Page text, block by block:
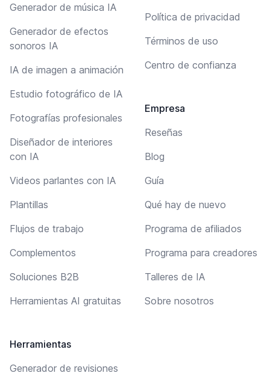
Generador de música IA
Generador de efectos
sonoros IA
IA de imagen a animación
Estudio fotográfico de IA
Fotografías profesionales
Diseñador de interiores
con IA
Videos parlantes con IA
Plantillas
Flujos de trabajo
Complementos
Soluciones B2B
Herramientas AI gratuitas
Herramientas
Generador de revisiones
Política de privacidad
Términos de uso
Centro de confianza
Empresa
Reseñas
Blog
Guía
Qué hay de nuevo
Programa de afiliados
Programa para creadores
Talleres de IA
Sobre nosotros